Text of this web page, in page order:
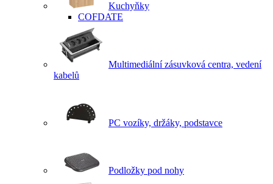
Kuchyňky
COFDATE
Multimediální zásuvková centra, vedení
kabelů
PC vozíky, držáky, podstavce
Podložky pod nohy